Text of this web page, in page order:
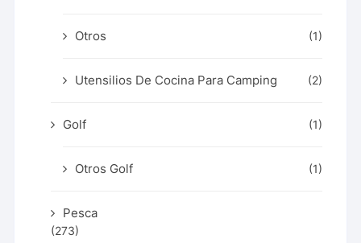
Otros (1)
Utensilios De Cocina Para Camping (2)
Golf (1)
Otros Golf (1)
Pesca
(273)